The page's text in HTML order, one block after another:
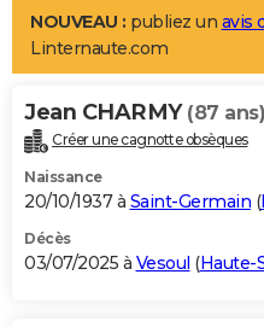
LIFESTYLE
Art de vivre
Bien-être
Loisirs
Mode
Modes de vie
Alimentation
Guide de la santé
Maladies
Médicaments
Sommeil
VOYAGE
Destinations
City break
Voyage nature
Voyage de noces
Forum
Climat
+PHOTO
GUIDES D'ACHAT
BONS PLANS
NOUVEAU : publiez un avis
Linternaute.com
Jean CHARMY (87 ans)
Créer une cagnotte obsèques
Naissance
20/10/1937 à Saint-Germain (
Décès
03/07/2025 à Vesoul (Haute-